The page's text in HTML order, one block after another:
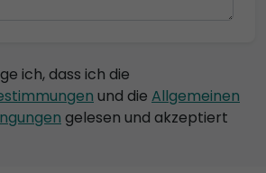
ich, dass ich die
und die Allgemeinen
gelesen und akzeptiert